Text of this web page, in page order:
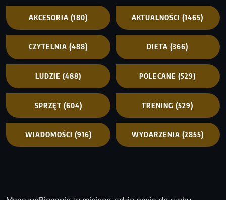
AKCESORIA (180) AKTUALNOŚCI (1465)
CZYTELNIA (488) DIETA (366)
LUDZIE (488) POLECANE (529)
SPRZĘT (604) TRENING (529)
WIADOMOŚCI (916) WYDARZENIA (2855)